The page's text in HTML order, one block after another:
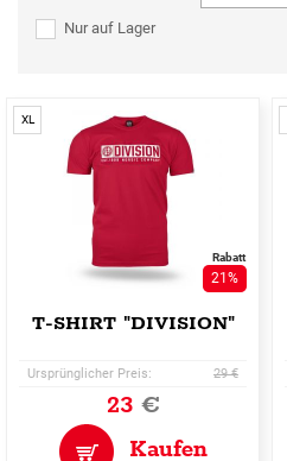
Nur auf Lager
XL
Rabatt
21%
T-SHIRT "DIVISION"
Ursprünglicher Preis: 29 €
23€
Kaufen